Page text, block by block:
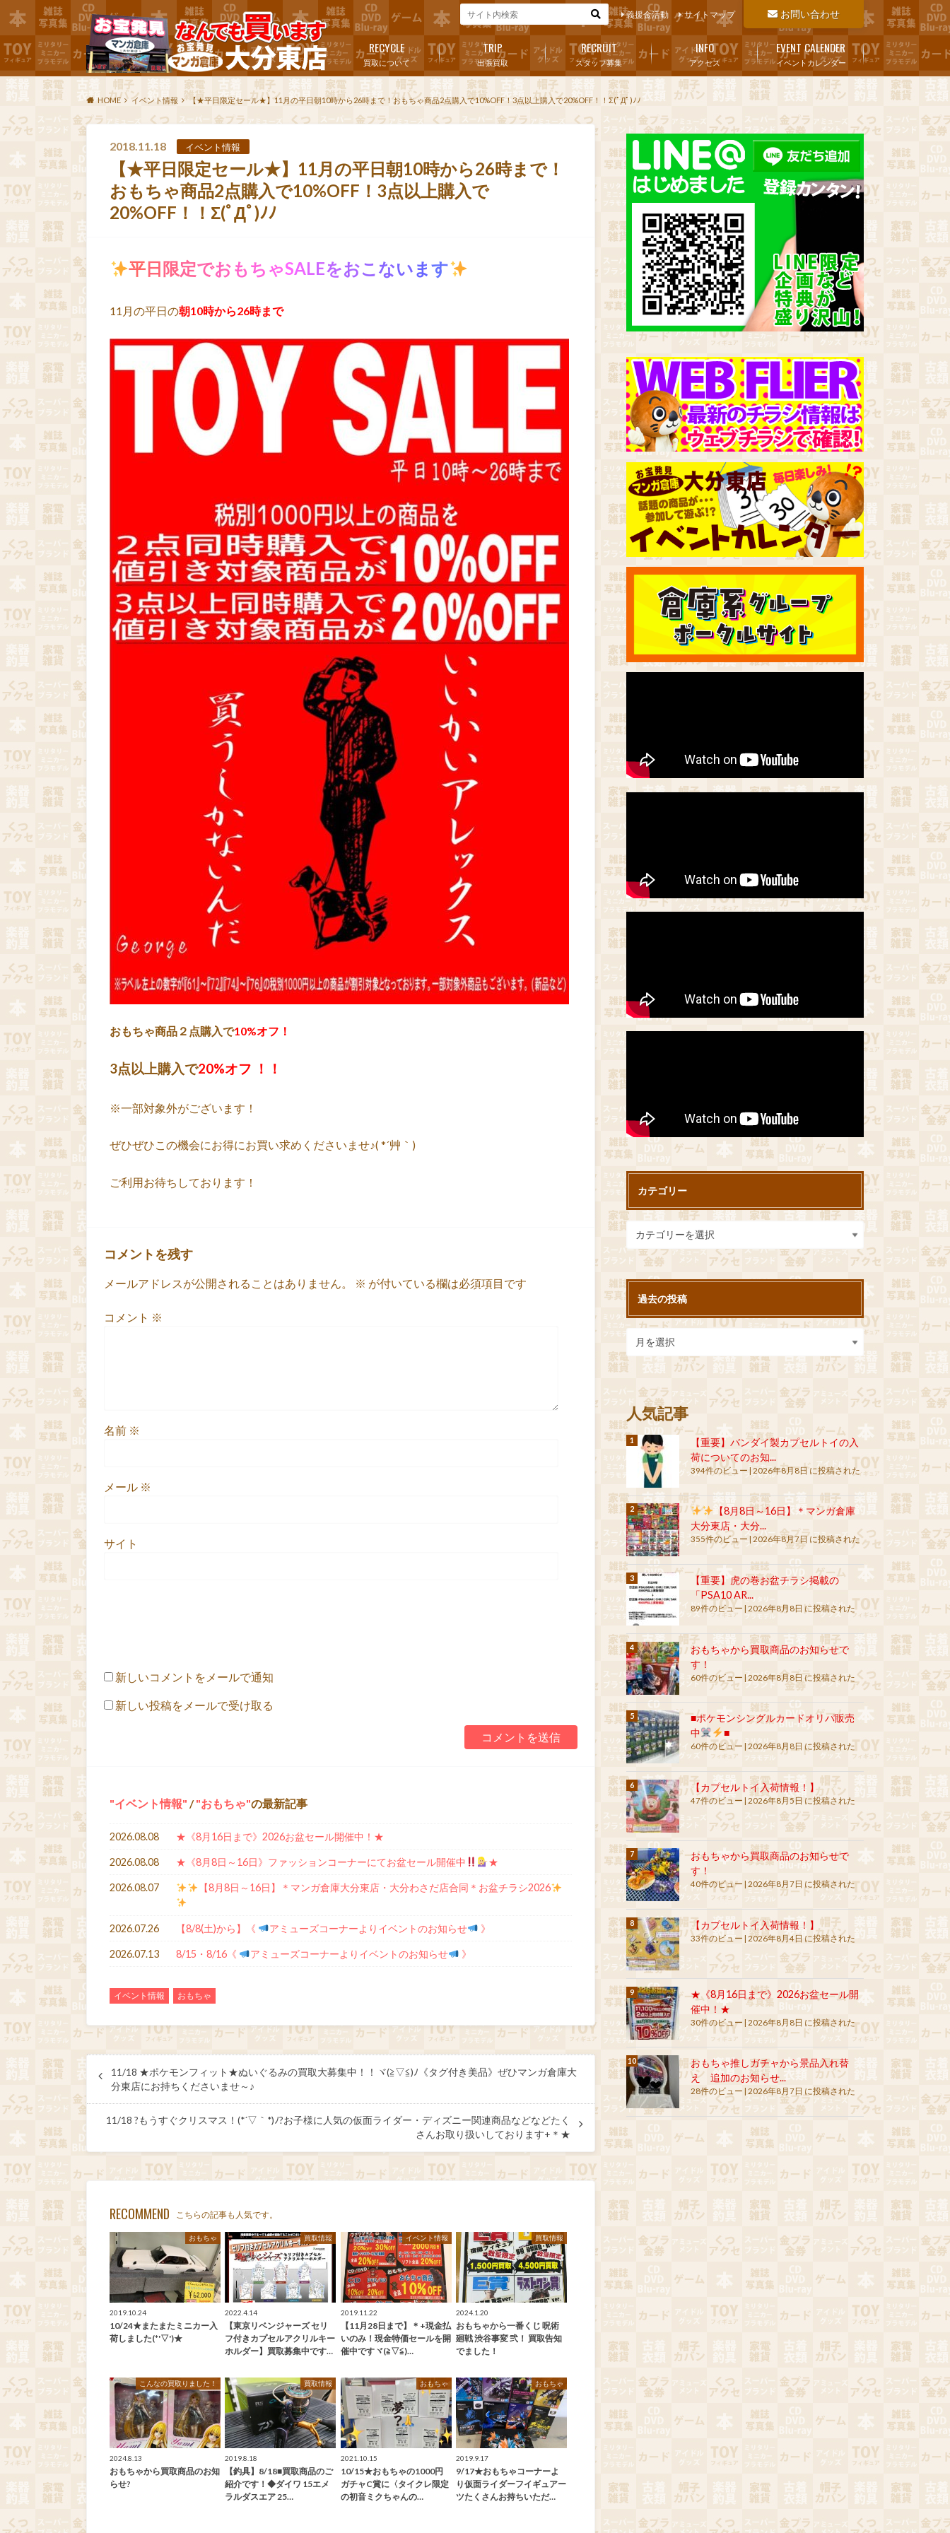
お問い合わせ
義援金活動 サイトマップ
買取について
RECYCLE
出張買取
TRIP
スタッフ募集
RECRUIT
アクセス
INFO
イベントカレンダー
EVENT CALENDER
HOME イベント情報 【★平日限定セール★】11月の平日朝10時から26時まで！おもちゃ商品2点購入で10%OFF！3点以上購入で20%OFF！！Σ(ﾟДﾟ)ﾉﾉ
2018.11.18 イベント情報
【★平日限定セール★】11月の平日朝10時から26時まで！
おもちゃ商品2点購入で10%OFF！3点以上購入で
20%OFF！！Σ(ﾟДﾟ)ﾉﾉ
平日限定でおも ち ゃSALEをおこないます
11月の平日の朝10時から26時まで
おもちゃ商品２点購入で10%オフ！
3点以上購入で20%オフ ！！
※一部対象外がございます！
ぜひぜひこの機会にお得にお買い求めくださいませ♪( *´艸｀)
ご利用お待ちしております！
コメントを残す
メールアドレスが公開されることはありません。 ※ が付いている欄は必須項目です
コメント ※
名前 ※
メール ※
サイト
新しいコメントをメールで通知
新しい投稿をメールで受け取る
イベント情報 / おもちゃ の最新記事
2026.08.08 ★《8月16日まで》2026お盆セール開催中！★
2026.08.08 ★《8月8日～16日》ファッションコーナーにてお盆セール開催中 ★
2026.08.07 【8月8日～16日】＊マンガ倉庫大分東店・大分わさだ店合同＊お盆チラシ2026
2026.07.26 【8/8(土)から】《 アミューズコーナーよりイベントのお知らせ 》
2026.07.13 8/15・8/16《 アミューズコーナーよりイベントのお知らせ 》
イベント情報 おもちゃ
11/18 ★ポケモンフィット★ぬいぐるみの買取大募集中！！ヾ(≧▽≦)ﾉ《タグ付き美品》ぜひマンガ倉庫大
分東店にお持ちくださいませ～♪
11/18 ?もうすぐクリスマス！(*´▽｀*)ﾉ?お子様に人気の仮面ライダー・ディズニー関連商品などなどたく
さんお取り扱いしております+＊★
RECOMMEND こちらの記事も人気です。
おもちゃ
2019.10.24
10/24★またまたミニカー入
荷しました(*'▽')★
買取情報
2022.4.14
【東京リベンジャーズ セリ
フ付きカプセルアクリルキー
ホルダー】買取募集中です…
イベント情報
2019.11.22
【11月28日まで】＊+現金払
いのみ！現金特価セールを開
催中ですヾ(≧▽≦)…
買取情報
2024.1.20
おもちゃから一番くじ 呪術
廻戦 渋谷事変 弐！ 買取告知
でました！
こんなの買取りました！
2024.8.13
おもちゃから買取商品のお知
らせ?
買取情報
2019.8.18
【釣具】8/18■買取商品のご
紹介です！◆ダイワ 15エメ
ラルダスエア 25…
おもちゃ
2021.10.15
10/15★おもちゃの1000円
ガチャC賞に〈タイクレ限定
の初音ミクちゃんの…
おもちゃ
2019.9.17
9/17★おもちゃコーナーよ
り仮面ライダーフイギュアー
ツたくさんお持ちいただ…
カテゴリー
過去の投稿
人気記事
【重要】バンダイ製カプセルトイの入
荷についてのお知...
394件のビュー | 2026年8月8日 に投稿された
【8月8日～16日】＊マンガ倉庫
大分東店・大分...
355件のビュー 2026年8月7日 に投稿された
【重要】虎の巻お盆チラシ掲載の
「PSA10 AR...
89件のビュー | 2026年8月8日 に投稿された
おもちゃから買取商品のお知らせで
す！
60件のビュー |2026年8月8日 に投稿された
■ポケモンシングルカードオリパ販売
中
■
60件のビュー 2026年8月8日 に投稿された
【カプセルトイ入荷情報！】
47件のビュー | 2026年8月5日 に投稿された
おもちゃから買取商品のお知らせで
す！
40件のビュー 2026年8月7日 に投稿された
【カプセルトイ入荷情報！】
33件のビュー | 2026年8月4日 に投稿された
★《8月16日まで》2026お盆セール開
催中！★
30件のビュー | 2026年8月8日 に投稿された
おもちゃ推しガチャから景品入れ替
え 追加のお知らせ...
28件のビュー 2026年8月7日 に投稿された